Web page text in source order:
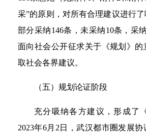
采”的原则，对所有合理建议进行
部分采纳146条，未采纳10条，采
面向社会公开征求关于《规划》
取社会各界建议。
（五）规划论证阶段
充分吸纳各方建议，形成了
2023年6月2日，武汉都市圈发展